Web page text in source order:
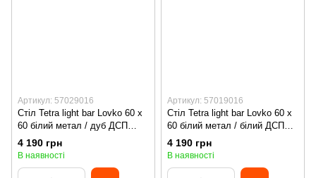
Артикул: 57029016
Стіл Tetra light bar Lovko 60 х
60 білий метал / дуб ДСП
(текстура)
4 190 грн
В наявності
Артикул: 57019016
Стіл Tetra light bar Lovko 60 х
60 білий метал / білий ДСП
(текстура)
4 190 грн
В наявності